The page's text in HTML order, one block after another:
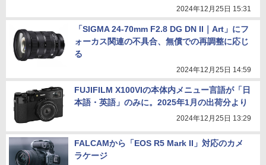
2024年12月25日 15:31
「SIGMA 24-70mm F2.8 DG DN II｜Art」にフ
ォーカス関連の不具合、無償での再調整に応じ
る
2024年12月25日 14:59
FUJIFILM X100VIの本体内メニュー言語が「日
本語・英語」のみに。2025年1月の出荷分より
2024年12月25日 13:29
FALCAMから「EOS R5 Mark II」対応のカメ
ラケージ